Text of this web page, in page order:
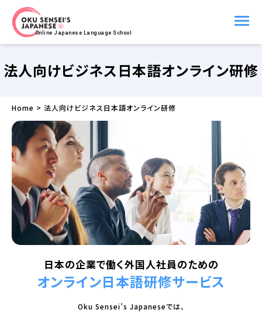
Online Japanese Language School
法人向けビジネス日本語オンライン研修
Home > 法人向けビジネス日本語オンライン研修
日本の企業で働く外国人社員のための
オンライン日本語研修サービス
Oku Sensei’s Japaneseでは、